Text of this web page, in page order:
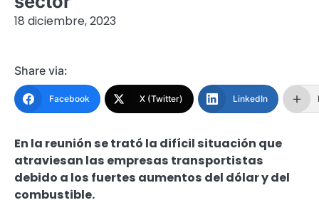
18 diciembre, 2023
Share via:
Facebook X (Twitter) LinkedIn
En la reunión se trató la difícil situación que
atraviesan las empresas transportistas
debido a los fuertes aumentos del dólar y del
combustible.